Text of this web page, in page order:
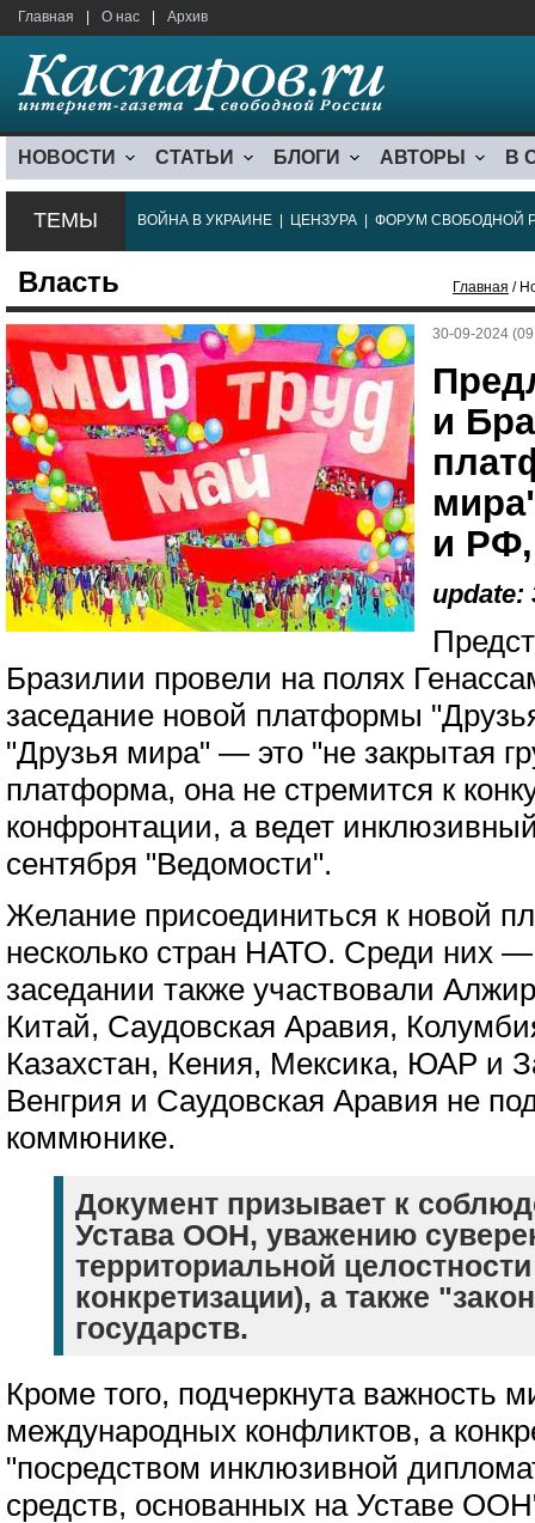
Главная О нас Архив
НОВОСТИ СТАТЬИ БЛОГИ АВТОРЫ В
ТЕМЫ ВОЙНА В УКРАИНЕ ЦЕНЗУРА ФОРУМ СВОБОДНОЙ
Власть Главная /
30-09-2024
и
и РФ,
update:
Бразилии провели на полях
заседание новой платформы
"Друзья мира" — это "не закрытая
платформа, она не стремится к
конфронтации, а ведет
сентября "Ведомости".
Желание присоединиться к новой
несколько стран НАТО. Среди них
заседании также участвовали
Китай, Саудовская Аравия,
Казахстан, Кения, Мексика, ЮАР и
Венгрия и Саудовская Аравия не
коммюнике.
Документ призывает к
Устава ООН, уважению
территориальной
конкретизации), а также
государств.
Кроме того, подчеркнута важность
международных конфликтов, а
"посредством инклюзивной
средств, основанных на Уставе